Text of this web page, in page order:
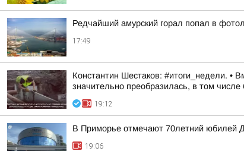
Редчайший амурский горал попал в
17:49
Константин Шестаков: #итоги_недели.
значительно преобразилась, в том числе
19:12
В Приморье отмечают 70летний юбилей
19:06